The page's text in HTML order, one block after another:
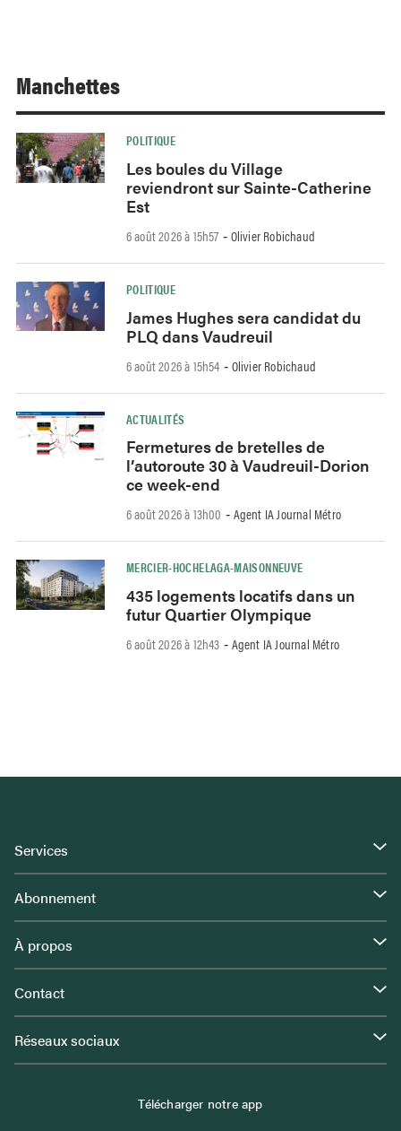
Manchettes
POLITIQUE
Les boules du Village
reviendront sur Sainte-Catherine
Est
6 août 2026 à 15h57 - Olivier Robichaud
POLITIQUE
James Hughes sera candidat du
PLQ dans Vaudreuil
6 août 2026 à 15h54 - Olivier Robichaud
ACTUALITÉS
Fermetures de bretelles de
l’autoroute 30 à Vaudreuil-Dorion
ce week-end
6 août 2026 à 13h00 - Agent IA Journal Métro
MERCIER-HOCHELAGA-MAISONNEUVE
435 logements locatifs dans un
futur Quartier Olympique
6 août 2026 à 12h43 - Agent IA Journal Métro
Services
Abonnement
À propos
Contact
Réseaux sociaux
Télécharger notre app